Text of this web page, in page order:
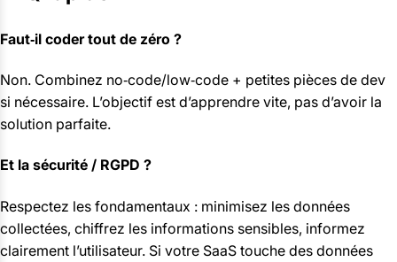
Faut‑il coder tout de zéro ?
Non. Combinez no‑code/low‑code + petites pièces de dev
si nécessaire. L’objectif est d’apprendre vite, pas d’avoir la
solution parfaite.
Et la sécurité / RGPD ?
Respectez les fondamentaux : minimisez les données
collectées, chiffrez les informations sensibles, informez
clairement l’utilisateur. Si votre SaaS touche des données